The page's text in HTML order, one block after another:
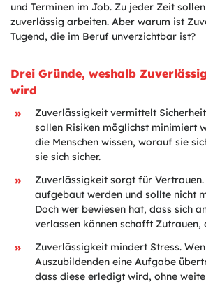
und Terminen im Job. Zu jeder Zeit
zuverlässig arbeiten. Aber warum ist
Tugend, die im Beruf unverzichtbar ist?
Drei Gründe, weshalb
wird
Zuverlässigkeit vermittelt
sollen Risiken möglichst minimiert
die Menschen wissen, worauf sie
sie sich sicher.
Zuverlässigkeit sorgt für Vertrauen.
aufgebaut werden und sollte nicht
Doch wer bewiesen hat, dass sich
verlassen können schafft Zutrauen,
Zuverlässigkeit mindert Stress.
Auszubildenden eine Aufgabe
dass diese erledigt wird, ohne